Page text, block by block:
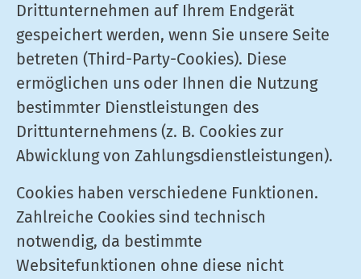
Drittunternehmen auf Ihrem Endgerät
gespeichert werden, wenn Sie unsere Seite
betreten (Third-Party-Cookies). Diese
ermöglichen uns oder Ihnen die Nutzung
bestimmter Dienstleistungen des
Drittunternehmens (z. B. Cookies zur
Abwicklung von Zahlungsdienstleistungen).
Cookies haben verschiedene Funktionen.
Zahlreiche Cookies sind technisch
notwendig, da bestimmte
Websitefunktionen ohne diese nicht